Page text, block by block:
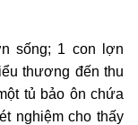
sống; 1 con lợn
thương đến thu
tủ bảo ôn chứa
nghiệm cho thấy